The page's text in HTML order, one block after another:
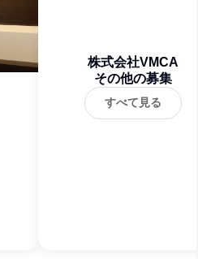
株式会社VMCA
その他の募集
すべて見る